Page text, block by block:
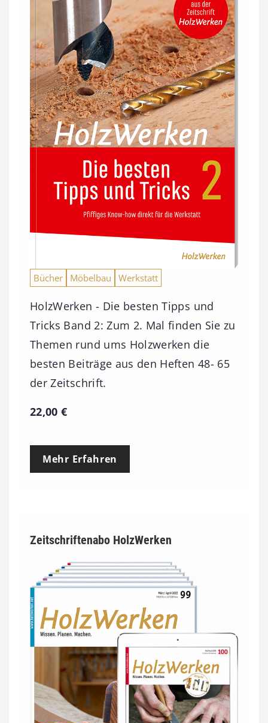
Bücher Möbelbau Werkstatt
HolzWerken - Die besten Tipps und
Tricks Band 2: Zum 2. Mal finden Sie zu
Themen rund ums Holzwerken die
besten Beiträge aus den Heften 48- 65
der Zeitschrift.
22,00€
Mehr Erfahren
Zeitschriftenabo HolzWerken